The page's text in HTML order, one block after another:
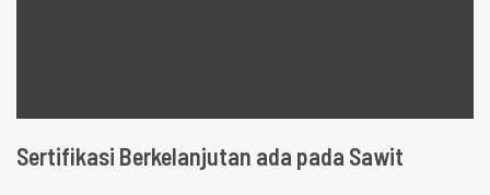
Sertifikasi Berkelanjutan ada pada Sawit